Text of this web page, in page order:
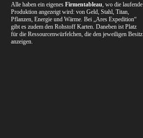
Alle haben ein eigenesFirmentableau, wo die laufende
Produktion angezeigt wird: von Geld, Stahl, Titan,
Pflanzen, Energie und Wärme. Bei „Ares Expedition“
gibt es zudem den Rohstoff Karten. Daneben ist Platz
für die Ressourcenwürfelchen, die den jeweiligen Besitz
anzeigen.